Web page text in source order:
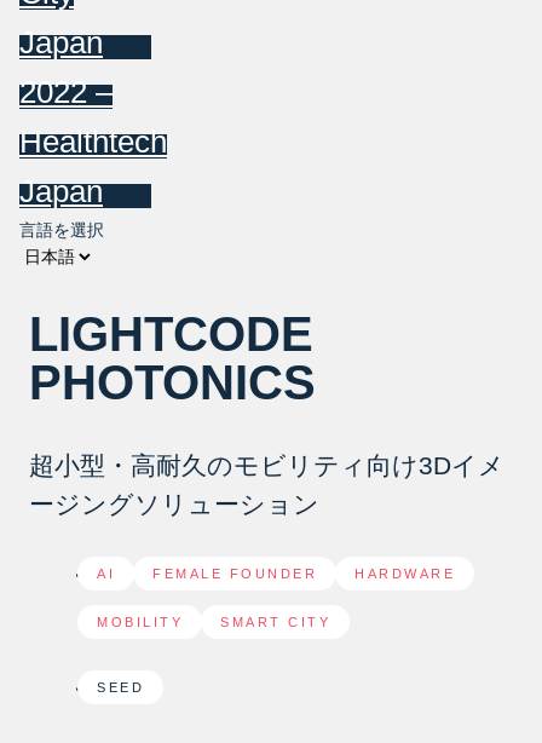
Japan
2022 –
Healthtech
Japan
言語を選択
LIGHTCODE
PHOTONICS
超小型・高耐久のモビリティ向け3Dイメ
ージングソリューション
AI FEMALE FOUNDER HARDWARE
MOBILITY SMART CITY
SEED